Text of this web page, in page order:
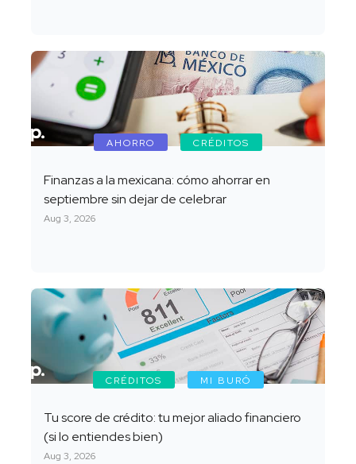
AHORRO CRÉDITOS
Finanzas a la mexicana: cómo ahorrar en
septiembre sin dejar de celebrar
Aug 3, 2026
CRÉDITOS MI BURÓ
Tu score de crédito: tu mejor aliado financiero
(si lo entiendes bien)
Aug 3, 2026